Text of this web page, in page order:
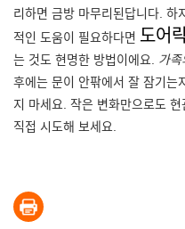
리하면 금방 마무리된답니다.
적인 도움이 필요하다면
는 것도 현명한 방법이에요.
후에는 문이 안팎에서 잘
지 마세요. 작은 변화만으로도
직접 시도해 보세요.